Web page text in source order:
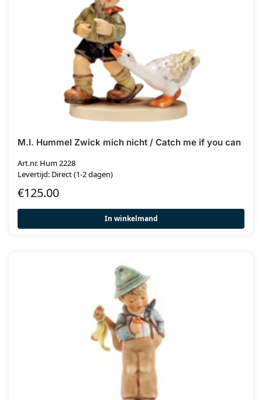
M.I. Hummel Zwick mich nicht / Catch me if you can
Art.nr. Hum 2228
Levertijd: Direct (1-2 dagen)
€125.00
In winkelmand